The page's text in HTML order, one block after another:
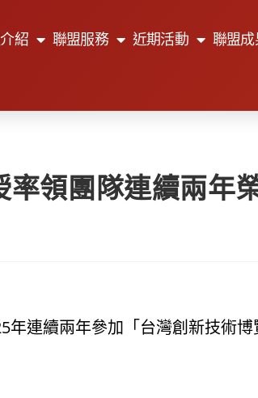
紹 聯盟服務 近期活動 聯盟成
領團隊連續兩年
連續兩年參加「台灣創新技術